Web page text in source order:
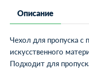
Описание
Чехол для пропуска
искусственного
Подходит для